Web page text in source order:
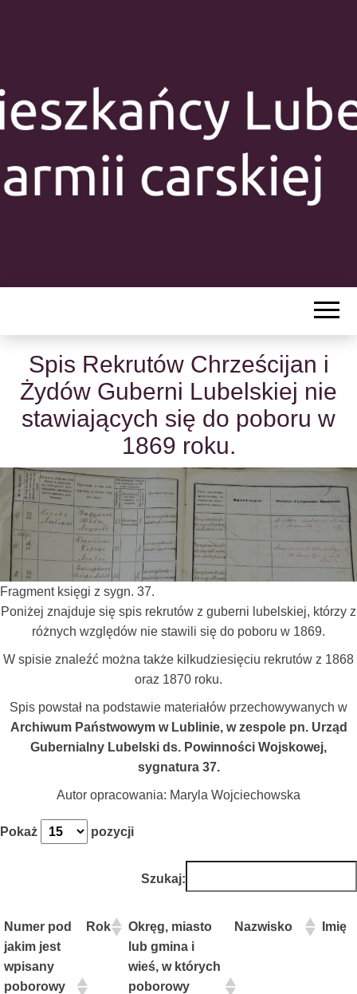
Y W ARMII
CARSKIEJ
Spis Rekrutów Chrześcijan i
Żydów Guberni Lubelskiej nie
stawiających się do poboru w
1869 roku.
Fragment księgi z sygn. 37.
Poniżej znajduje się spis rekrutów z guberni lubelskiej, którzy z
różnych względów nie stawili się do poboru w 1869.
W spisie znaleźć można także kilkudziesięciu rekrutów z 1868
oraz 1870 roku.
Spis powstał na podstawie materiałów przechowywanych w
Archiwum Państwowym w Lublinie, w zespole pn. Urząd
Gubernialny Lubelski ds. Powinności Wojskowej,
sygnatura 37.
Autor opracowania: Maryla Wojciechowska
Pokaż pozycji
Szukaj:
Numer pod
jakim jest
wpisany
poborowy
Rok
Okręg, miasto
lub gmina i
wieś, w których
poborowy
Nazwisko Imię